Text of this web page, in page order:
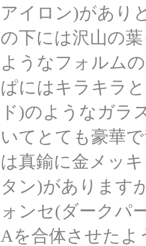
アイロン)があり
の下には沢山の
ようなフォルム
ぱにはキラキラ
ド)のようなガラ
いてとても豪華
は真鍮に金メッ
タン)があります
ォンセ(ダークパ
Aを合体させた